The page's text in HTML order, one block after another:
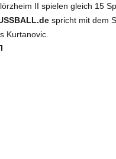
II spielen gleich 15
spricht mit dem
Kurtanovic.